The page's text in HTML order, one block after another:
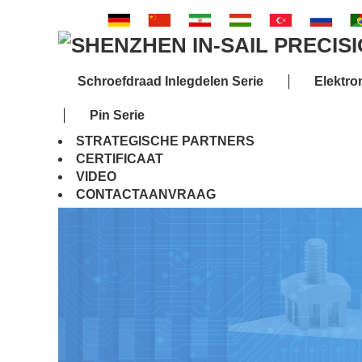
Schroefdraad Inlegdelen Serie
Pin Serie
STRATEGISCHE PARTNERS
CERTIFICAAT
VIDEO
CONTACTAANVRAAG